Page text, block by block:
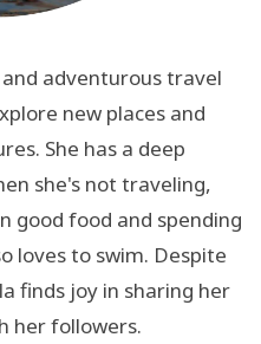
adventurous travel
new places and
She has a deep
she's not traveling,
good food and spending
loves to swim. Despite
finds joy in sharing her
her followers.